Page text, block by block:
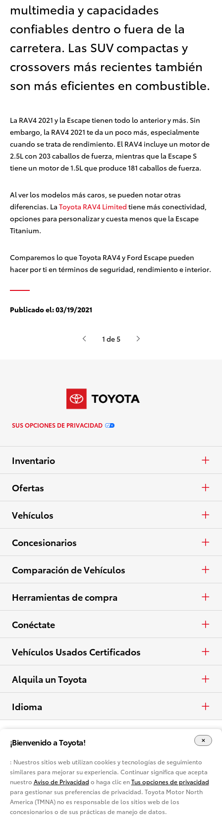
multimedia y capacidades
confiables dentro o fuera de la
carretera. Las SUV compactas y
crossovers más recientes también
son más eficientes en combustible.
La RAV4 2021 y la Escape tienen todo lo anterior y más. Sin
embargo, la RAV4 2021 te da un poco más, especialmente
cuando se trata de rendimiento. El RAV4 incluye un motor de
2.5L con 203 caballos de fuerza, mientras que la Escape S
tiene un motor de 1.5L que produce 181 caballos de fuerza.
Al ver los modelos más caros, se pueden notar otras
diferencias. La Toyota RAV4 Limited tiene más conectividad,
opciones para personalizar y cuesta menos que la Escape
Titanium.
Comparemos lo que Toyota RAV4 y Ford Escape pueden
hacer por ti en términos de seguridad, rendimiento e interior.
Publicado el:03/19/2021
1 de 5
SUS OPCIONES DE PRIVACIDAD
Inventario
Autos y minivans
Camionetas
Crossovers y SUV
Ofertas
APR
En Efectivo
Vehículos
Autos y minivans
Camionetas
Crossovers y SUV
Concesionarios
Concesionarios
Lista de concesionarios
Comparación de Vehículos
Autos y minivans
Camionetas
Crossovers y SUV
Herramientas de compra
Pide una cotización
Pide tu prueba de manejo
Contactar concesionario
Comparación competitiva
Comparación Detallada de Vehículos
Conéctate
Facebook
X
Instagram
Vehículos Usados Certificados
Usados Certificados
Alquila un Toyota
Alquila un Toyota
Idioma
Mapa del Sitio Accesibilidad
Términos legales Opciones de consentimiento de cookies
Conoce más
Estás en Buyatoyota.com. El contenido de este sitio web es sumistrado
exclusivamente por Toyota Dealer Associations of America.
¡Bienvenido a Toyota!
: Nuestros sitios web utilizan cookies y tecnologías de seguimiento
similares para mejorar su experiencia. Continuar significa que acepta
nuestro Aviso de Privacidad o haga clic enTus opciones de privacidad
para gestionar sus preferencias de privacidad. Toyota Motor North
America (TMNA) no es responsable de los sitios web de los
concesionarios o de sus prácticas de manejo de datos.